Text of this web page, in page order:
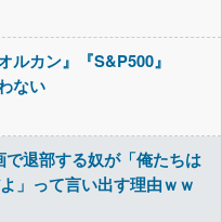
ルカン』『S&P500』
ない
で退部する奴が「俺たちは
」って言い出す理由ｗｗ